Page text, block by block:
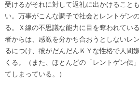
受けるがそれに対して返礼に出かけること
い。万事がこんな調子で社会とレントゲン
る。Ｘ線の不思議な能力に目を奪われてい
者からは、感激を分かち合おうとしないレ
るにつけ、彼がだんだんＫＹな性格で人間
くる。（また、ほとんどの「レントゲン伝
てしまっている。）